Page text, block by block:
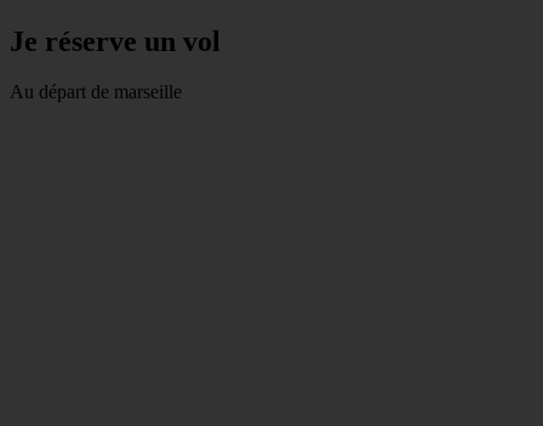
Je réserve un vol
Au départ de marseille